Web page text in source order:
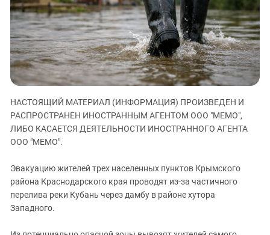
ЗАСТАВЛЯЕТ
КАВКАЗ ЗА ПАЛЕСТИНУ
ИНАКОМЫСЛИЕ В ЧЕЧНЕ
ПРЕСЛЕДОВАНИЕ АКТИВИСТОВ
МОБИЛИЗАЦИЯ И ПРОТЕСТЫ
Дагестан
Ингушетия
Кабардино-Балкария
Калмыкия
Карачаево-Черкесия
Краснодарский край
Российская Федерация
Северная Осетия - Алания
СКФО
Ставропольский край
НАСТОЯЩИЙ МАТЕРИАЛ (ИНФОРМАЦИЯ) ПРОИЗВЕДЕН И
РАСПРОСТРАНЕН ИНОСТРАННЫМ АГЕНТОМ ООО "МЕМО",
ЛИБО КАСАЕТСЯ ДЕЯТЕЛЬНОСТИ ИНОСТРАННОГО АГЕНТА
ООО "МЕМО".
Эвакуацию жителей трех населенных пунктов Крымского
района Краснодарского края проводят из-за частичного
перелива реки Кубань через дамбу в районе хутора
Западного.